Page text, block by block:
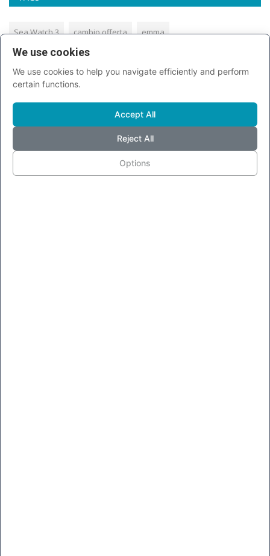
Sea Watch 3 cambio offerta emma
tettuccio fotovoltaico
aggressione degrado a milano
Regione Piemonte
We use cookies
We use cookies to help you navigate efficiently and perform
certain functions.
Accept All
Reject All
Options